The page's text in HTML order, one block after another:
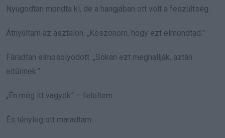
Nyugodtan mondta ki, de a hangjában ott volt a feszültség.
Átnyúltam az asztalon. „Köszönöm, hogy ezt elmondtad.”
Fáradtan elmosolyodott. „Sokan ezt meghallják, aztán
eltűnnek.”
„Én még itt vagyok” – feleltem.
És tényleg ott maradtam.